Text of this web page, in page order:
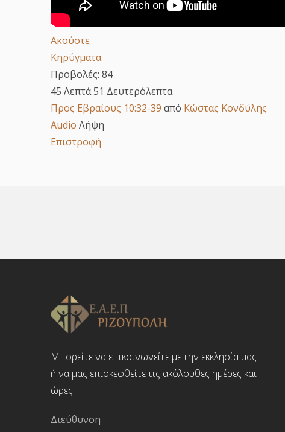
Ακούστε
Κηρύγματα
Προβολές: 84
45 Λεπτά 51 Δευτερόλεπτα
Προς Εβραίους 10:32-39 από Κώστας Κονδύλης
Audio Λήψη
Επιστροφή
Μπορείτε να επικοινωνείτε με την εκκλησία μας
ή να μας επισκεφθείτε τις ακόλουθες ημέρες και
ώρες:
Διεύθυνση